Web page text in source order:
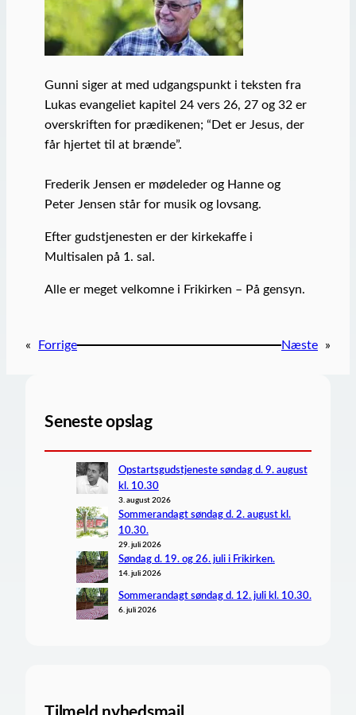
Gunni siger at med udgangspunkt i teksten fra
Lukas evangeliet kapitel 24 vers 26, 27 og 32 er
overskriften for prædikenen; “Det er Jesus, der
får hjertet til at brænde”.
Frederik Jensen er mødeleder og Hanne og
Peter Jensen står for musik og lovsang.
Efter gudstjenesten er der kirkekaffe i
Multisalen på 1. sal.
Alle er meget velkomne i Frikirken – På gensyn.
« Forrige Næste »
Seneste opslag
Opstartsgudstjeneste søndag d. 9. august
kl. 10.30
3. august 2026
Sommerandagt søndag d. 2. august kl.
10.30.
29. juli 2026
Søndag d. 19. og 26. juli i Frikirken.
14. juli 2026
Sommerandagt søndag d. 12. juli kl. 10.30.
6. juli 2026